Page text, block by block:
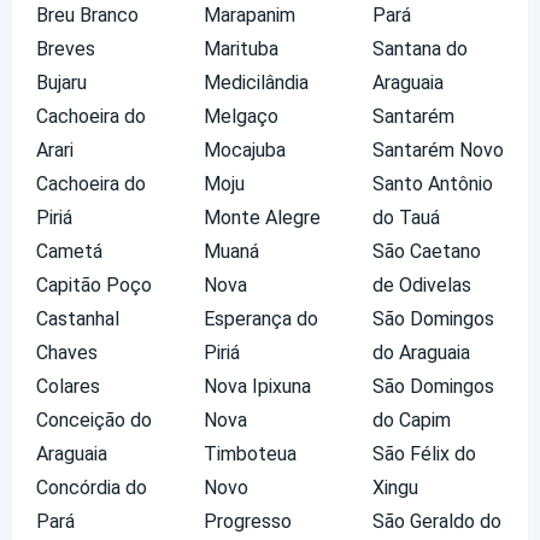
Breu Branco
Breves
Bujaru
Cachoeira do
Arari
Cachoeira do
Piriá
Cametá
Capitão Poço
Castanhal
Chaves
Colares
Conceição do
Araguaia
Concórdia do
Pará
Marapanim
Marituba
Medicilândia
Melgaço
Mocajuba
Moju
Monte Alegre
Muaná
Nova
Esperança do
Piriá
Nova Ipixuna
Nova
Timboteua
Novo
Progresso
Pará
Santana do
Araguaia
Santarém
Santarém Novo
Santo Antônio
do Tauá
São Caetano
de Odivelas
São Domingos
do Araguaia
São Domingos
do Capim
São Félix do
Xingu
São Geraldo do